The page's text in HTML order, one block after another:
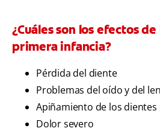
¿Cuáles son los efectos
primera infancia?
Pérdida del diente
Problemas del oído y del
Apiñamiento de los
Dolor severo